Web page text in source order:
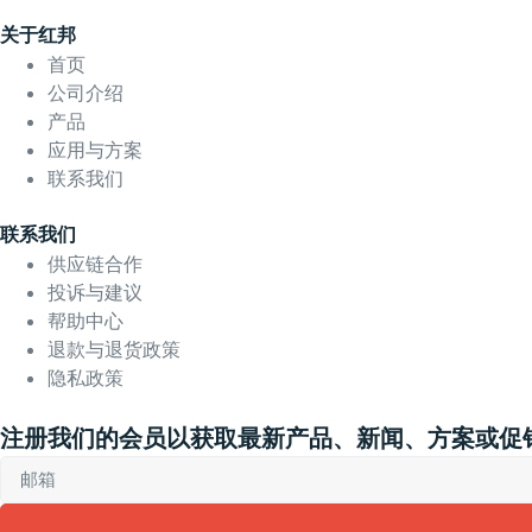
关于红邦
首页
公司介绍
产品
应用与方案
联系我们
联系我们
供应链合作
投诉与建议
帮助中心
退款与退货政策
隐私政策
注册我们的会员以获取最新产品、新闻、方案或促